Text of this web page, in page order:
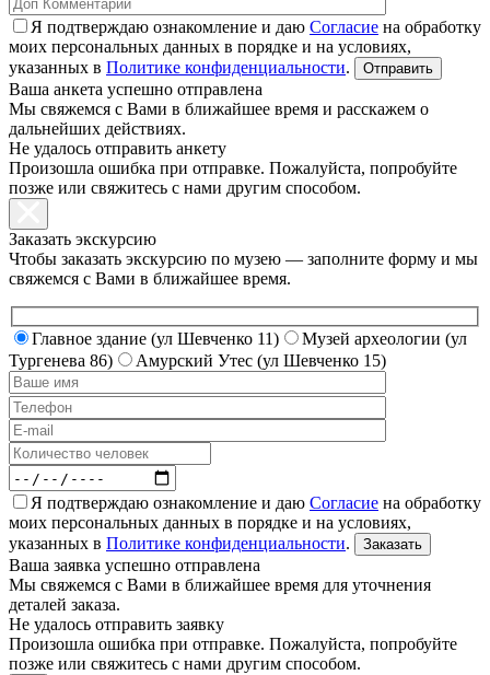
Я подтверждаю ознакомление и даю Согласие на обработку
моих персональных данных в порядке и на условиях,
указанных в Политике конфиденциальности.
Ваша анкета успешно отправлена
Мы свяжемся с Вами в ближайшее время и расскажем о
дальнейших действиях.
Не удалось отправить анкету
Произошла ошибка при отправке. Пожалуйста, попробуйте
позже или свяжитесь с нами другим способом.
Заказать экскурсию
Чтобы заказать экскурсию по музею — заполните форму и мы
свяжемся с Вами в ближайшее время.
Главное здание (ул Шевченко 11)
Музей археологии (ул
Тургенева 86)
Амурский Утес (ул Шевченко 15)
Я подтверждаю ознакомление и даю Согласие на обработку
моих персональных данных в порядке и на условиях,
указанных в Политике конфиденциальности.
Ваша заявка успешно отправлена
Мы свяжемся с Вами в ближайшее время для уточнения
деталей заказа.
Не удалось отправить заявку
Произошла ошибка при отправке. Пожалуйста, попробуйте
позже или свяжитесь с нами другим способом.